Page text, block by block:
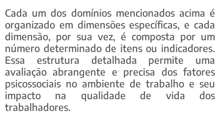
Cada um dos domínios mencionados acima é
organizado em dimensões específicas, e cada
dimensão, por sua vez, é composta por um
número determinado de itens ou indicadores.
Essa estrutura detalhada permite uma
avaliação abrangente e precisa dos fatores
psicossociais no ambiente de trabalho e seu
impacto na qualidade de vida dos
trabalhadores.